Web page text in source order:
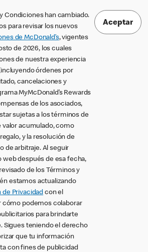
Condiciones han cambiado.
para revisar los nuevos
de McDonald’s, vigentes
de 2026, los cuales
de nuestra experiencia
órdenes por
cancelaciones y
MyMcDonald’s Rewards
de los asociados,
sujetas a los términos de
valor acumulado, como
y la resolución de
de arbitraje. Al seguir
web después de esa fecha,
de los Términos y
estamos actualizando
de Privacidad con el
cómo podemos colaborar
para brindarte
Sigues teniendo el derecho
que tu información
con fines de publicidad
Aceptar